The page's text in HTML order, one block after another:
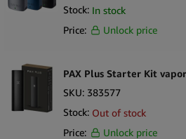
Stock: In stock
Price:
Unlock price
PAX Plus Starter Kit
SKU: 383577
Stock: Out of stock
Price:
Unlock price